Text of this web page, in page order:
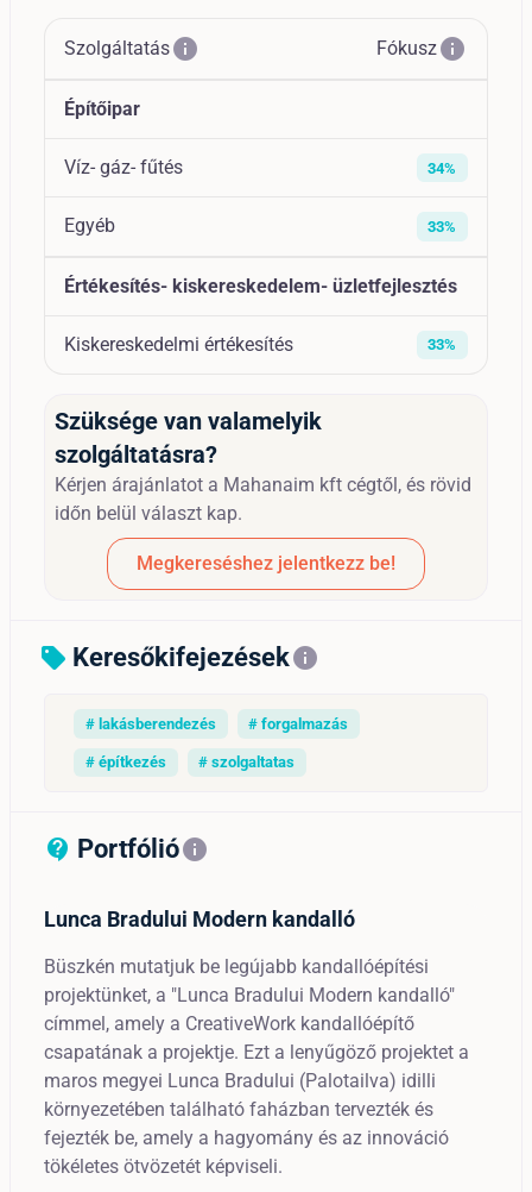
Szolgáltatásinfo Fókuszinfo
Építőipar
Víz- gáz- fűtés 34%
Egyéb 33%
Értékesítés- kiskereskedelem- üzletfejlesztés
Kiskereskedelmi értékesítés 33%
Szüksége van valamelyik
szolgáltatásra?
Kérjen árajánlatot a Mahanaim kft cégtől, és rövid
időn belül választ kap.
Megkereséshez jelentkezz be!
sell Keresőkifejezésekinfo
# lakásberendezés # forgalmazás
# építkezés # szolgaltatas
contact_support_outline
Portfólióinfo
Lunca Bradului Modern kandalló
Büszkén mutatjuk be legújabb kandallóépítési
projektünket, a "Lunca Bradului Modern kandalló"
címmel, amely a CreativeWork kandallóépítő
csapatának a projektje. Ezt a lenyűgöző projektet a
maros megyei Lunca Bradului (Palotailva) idilli
környezetében található faházban tervezték és
fejezték be, amely a hagyomány és az innováció
tökéletes ötvözetét képviseli.